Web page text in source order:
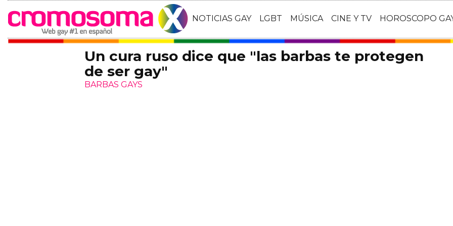
NOTICIAS GAY LGBT MÚSICA CINE Y TV HOROSCOPO
Un cura ruso dice que "las barbas te protegen
de ser gay"
BARBAS GAYS